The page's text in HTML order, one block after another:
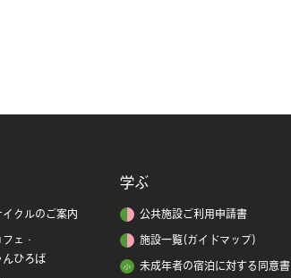
イクルのご案内
ェ・
んひろば
学ぶ
公共施設ご利用申請書
施設一覧(ガイドマップ)
未成年者の宿泊に対する同意書